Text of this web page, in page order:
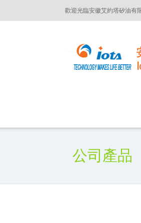
歡迎光臨安徽艾約塔矽油有
公司產品